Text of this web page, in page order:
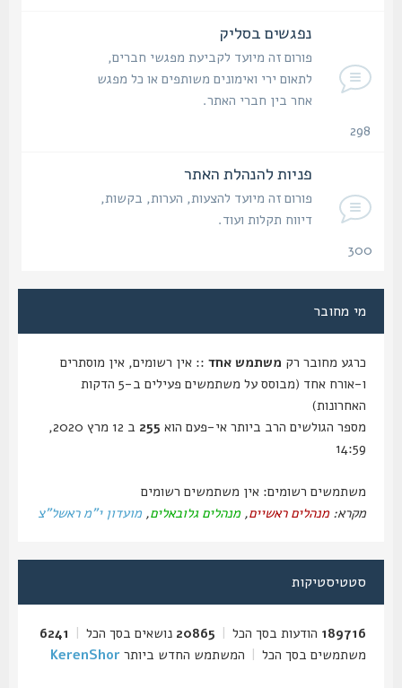
נפגשים בסליק
פורום זה מיועד לקביעת מפגשי חברים,
לתאום ירי ואימונים משותפים או כל מפגש
אחר בין חברי האתר.
פניות להנהלת האתר
פורום זה מיועד להצעות, הערות, בקשות,
דיווח תקלות ועוד.
מי מחובר
כרגע מחובר רקמשתמש אחד :: אין רשומים, אין מוסתרים
ו-אורח אחד (מבוסס על משתמשים פעילים ב-5 הדקות
האחרונות)
מספר הגולשים הרב ביותר אי-פעם הוא255
ב 12 מרץ 2020,
14:59
משתמשים רשומים: אין משתמשים רשומים
מקרא:מנהלים ראשיים,מנהלים גלובאלים,מועדון י"מ ראשל"צ
סטטיסטיקות
189716הודעות בסך הכל |
20865נושאים בסך הכל |
6241
משתמשים בסך הכל |המשתמש החדש ביותרKerenShor